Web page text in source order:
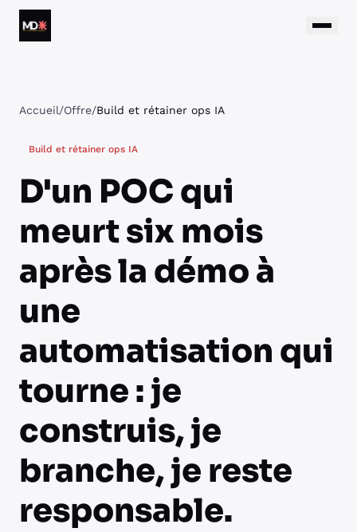
Aller au contenu
Matthieu Daumain
Accueil/Offre/Build et rétainer ops IA
Build et rétainer ops IA
D'un POC qui
meurt six mois
après la démo à
une
automatisation qui
tourne : je
construis, je
branche, je reste
responsable.